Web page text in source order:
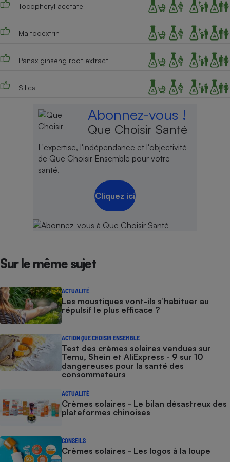
Tocopheryl acetate
Maltodextrin
Panax ginseng root extract
Silica
Abonnez-vous !
Que Choisir Santé
L'expertise, l'indépendance et l'objectivité
de Que Choisir Ensemble pour votre
santé.
Cliquez ici
Sur le même sujet
ACTUALITÉ
Les moustiques vont-ils s’habituer au
répulsif le plus efficace ?
ACTION QUE CHOISIR ENSEMBLE
Test des crèmes solaires vendues sur
Temu, Shein et AliExpress - 9 sur 10
dangereuses pour la santé des
consommateurs
ACTUALITÉ
Crèmes solaires - Le bilan désastreux des
plateformes chinoises
CONSEILS
Crèmes solaires - Les logos à la loupe